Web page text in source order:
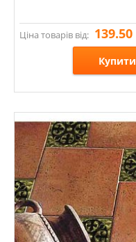
Ціна товарів від: 139.50
Купити
Стилі: Моноколор;
Кольори: